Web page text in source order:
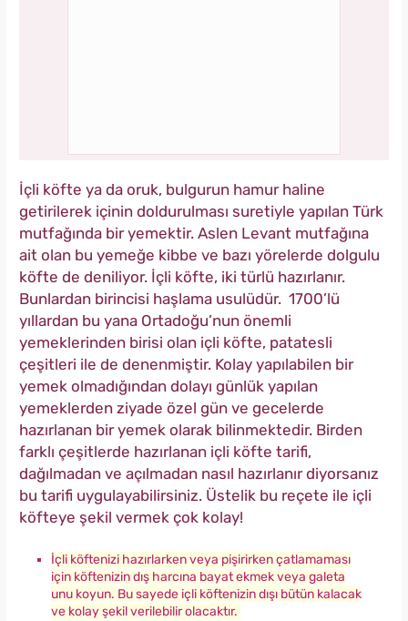
İçli köfte ya da oruk, bulgurun hamur haline
getirilerek içinin doldurulması suretiyle yapılan Türk
mutfağında bir yemektir. Aslen Levant mutfağına
ait olan bu yemeğe kibbe ve bazı yörelerde dolgulu
köfte de deniliyor. İçli köfte, iki türlü hazırlanır.
Bunlardan birincisi haşlama usulüdür. 1700’lü
yıllardan bu yana Ortadoğu’nun önemli
yemeklerinden birisi olan içli köfte, patatesli
çeşitleri ile de denenmiştir. Kolay yapılabilen bir
yemek olmadığından dolayı günlük yapılan
yemeklerden ziyade özel gün ve gecelerde
hazırlanan bir yemek olarak bilinmektedir. Birden
farklı çeşitlerde hazırlanan içli köfte tarifi,
dağılmadan ve açılmadan nasıl hazırlanır diyorsanız
bu tarifi uygulayabilirsiniz. Üstelik bu reçete ile içli
köfteye şekil vermek çok kolay!
İçli köftenizi hazırlarken veya pişirirken çatlamaması
için köftenizin dış harcına bayat ekmek veya galeta
unu koyun. Bu sayede içli köftenizin dışı bütün kalacak
ve kolay şekil verilebilir olacaktır.